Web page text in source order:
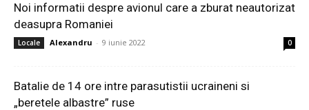
Noi informatii despre avionul care a zburat neautorizat
deasupra Romaniei
Locale Alexandru - 9 iunie 2022 0
Batalie de 14 ore intre parasutistii ucraineni si
„beretele albastre” ruse